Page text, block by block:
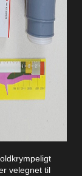
velegnet til